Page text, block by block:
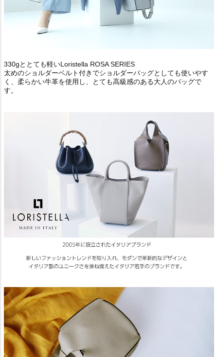
330gととても軽いLoristella ROSA SERIES
太めのショルダーベルト付きでショルダーバッグとしても使いやす
く、柔らかい牛革を使用し、とても高級感のある大人のバッグで
す。